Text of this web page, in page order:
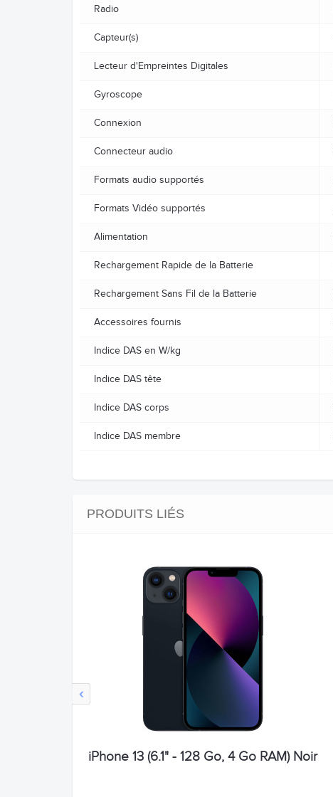
Radio
Capteur(s)
Lecteur d'Empreintes Digitales
Gyroscope
Connexion
Connecteur audio
Formats audio supportés
Formats Vidéo supportés
Alimentation
Rechargement Rapide de la Batterie
Rechargement Sans Fil de la Batterie
Accessoires fournis
Indice DAS en W/kg
Indice DAS tête
Indice DAS corps
Indice DAS membre
PRODUITS LIÉS
‹
iPhone 13 (6.1" - 128 Go, 4 Go RAM) Noir